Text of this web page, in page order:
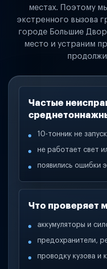
местах. Поэтому
экстренного вызова
городе Большие
место и устраним
Частые
10-тонник не
не работает свет
появились ошибки
Что проверяет
аккумуляторы и
предохранители,
проводку кузова и